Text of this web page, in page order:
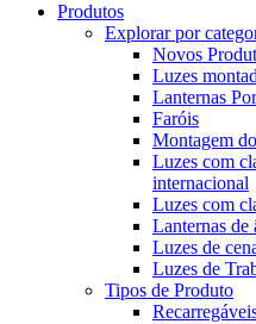
Produtos
Explorar por
Novos
Luzes
Lanternas
Faróis
Montagem
Luzes com
internacional
Luzes com
Lanternas de
Luzes de
Luzes de
Tipos de Produto